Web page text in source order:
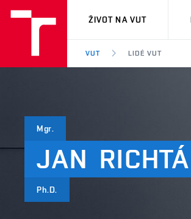
VUT
ŽIVOT NA VUT
VUT LIDÉ VUT
Mgr.
JAN
Ph.D.